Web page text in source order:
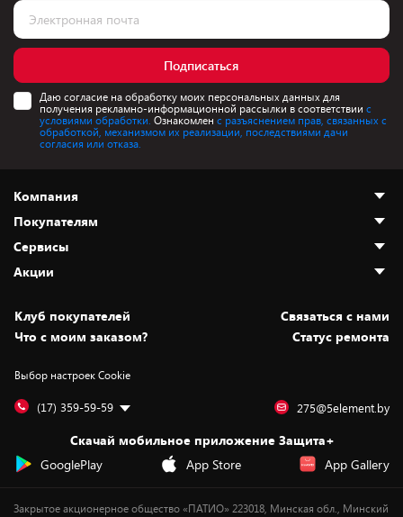
Подписаться
Даю согласие на обработку моих персональных данных для
получения рекламно-информационной рассылки в соответствии с
условиями обработки. Ознакомлен с разъяснением прав, связанных с
обработкой, механизмом их реализации, последствиями дачи
согласия или отказа.
Компания
О нас
Адреса магазинов
Новости
Статьи и обзоры
Вакансии
Дай пять добру!
Покупателям
Как сделать заказ
Оплата и доставка
Безналичный расчёт
Обмен и возврат товара
Обработка персональных данных
Подарочные карты
Сервисы
Установка техники
Для игровых консолей
Для мобильных устройств
Для компьютеров
Сервисные центры
Акции
Скидки и промокоды
Белорусские товары
Бонусы
Оплата частями
Новинки
Клуб покупателей
Cвязаться с нами
Что с моим заказом?
Статус ремонта
Выбор настроек Cookie
(17) 359-59-59 275@5element.by
Скачай мобильное приложение Защита+
GooglePlay
App Store App Gallery
Закрытое акционерное общество «ПАТИО» 223018, Минская обл., Минский